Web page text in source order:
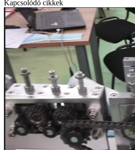
Kapcsolódó cikkek